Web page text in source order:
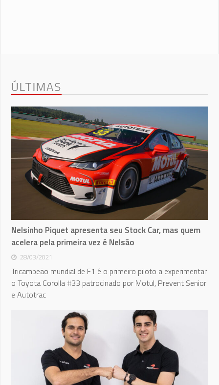
ÚLTIMAS
Nelsinho Piquet apresenta seu Stock Car, mas quem
acelera pela primeira vez é Nelsão
28/03/2021
Tricampeão mundial de F1 é o primeiro piloto a experimentar
o Toyota Corolla #33 patrocinado por Motul, Prevent Senior
e Autotrac